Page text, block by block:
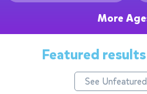
More
Featured
See